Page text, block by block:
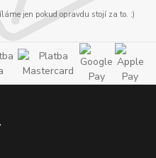
jen pokud opravdu stojí za to. :)